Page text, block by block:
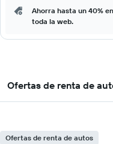
Ahorra hasta un 40%
toda la web.
Ofertas de renta de
Ofertas de renta de autos